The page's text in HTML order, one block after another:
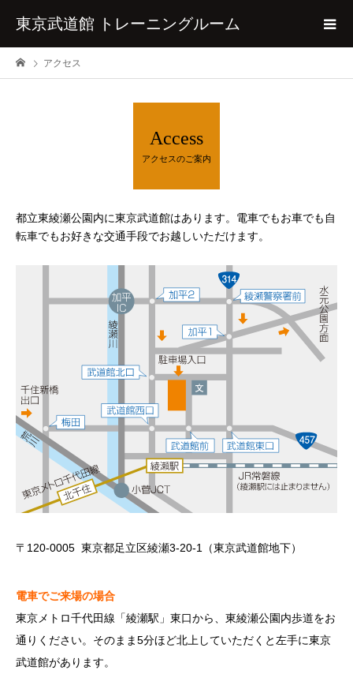
東京武道館 トレーニングルーム
アクセス
Access
アクセスのご案内
都立東綾瀬公園内に東京武道館はあります。電車でもお車でも自
転車でもお好きな交通手段でお越しいただけます。
〒120-0005 東京都足立区綾瀬3-20-1（東京武道館地下）
電車でご来場の場合
東京メトロ千代田線「綾瀬駅」東口から、東綾瀬公園内歩道をお
通りください。そのまま5分ほど北上していただくと左手に東京
武道館があります。